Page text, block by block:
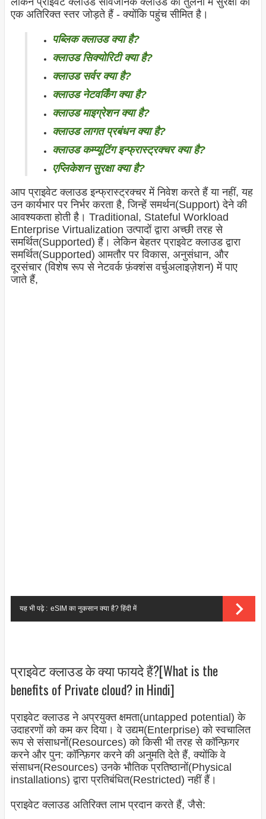
एक अतिरिक्त स्तर जोड़ते हैं - क्योंकि पहुंच सीमित है।
पब्लिक क्लाउड क्या है?
क्लाउड सिक्योरिटी क्या है?
क्लाउड सर्वर क्या है?
क्लाउड नेटवर्किंग क्या है?
क्लाउड माइग्रेशन क्या है?
क्लाउड लागत प्रबंधन क्या है?
क्लाउड कम्प्यूटिंग इन्फ्रास्ट्रक्चर क्या है?
एप्लिकेशन सुरक्षा क्या है?
आप प्राइवेट क्लाउड इन्फ्रास्ट्रक्चर में निवेश करते हैं या नहीं, यह
उन कार्यभार पर निर्भर करता है, जिन्हें समर्थन(Support) देने की
आवश्यकता होती है। Traditional, Stateful Workload
Enterprise Virtualization उत्पादों द्वारा अच्छी तरह से
समर्थित(Supported) हैं। लेकिन बेहतर प्राइवेट क्लाउड द्वारा
समर्थित(Supported) आमतौर पर विकास, अनुसंधान, और
दूरसंचार (विशेष रूप से नेटवर्क फ़ंक्शंस वर्चुअलाइज़ेशन) में पाए
जाते हैं,
यह भी पढ़े : eSIM का नुकसान क्या है? हिंदी में
प्राइवेट क्लाउड के क्या फायदे हैं?[What is the
benefits of Private cloud? in Hindi]
प्राइवेट क्लाउड ने अप्रयुक्त क्षमता(untapped potential) के
उदाहरणों को कम कर दिया। वे उद्यम(Enterprise) को स्वचालित
रूप से संसाधनों(Resources) को किसी भी तरह से कॉन्फ़िगर
करने और पुन: कॉन्फ़िगर करने की अनुमति देते हैं, क्योंकि वे
संसाधन(Resources) उनके भौतिक प्रतिष्ठानों(Physical
installations) द्वारा प्रतिबंधित(Restricted) नहीं हैं।
प्राइवेट क्लाउड अतिरिक्त लाभ प्रदान करते हैं, जैसे: